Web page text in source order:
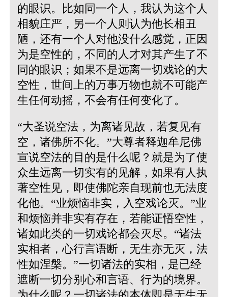
的眼识。比如同一个人，我认为这个人
相貌庄严，另一个人则认为他长相丑
陋，还有一个人对他没什么感觉，正因
为是空性的，不同的人才对其产生了不
同的眼识；如果不是远离一切戏论的大
空性，世间上的万事万物也就不可能产
生任何动摇，不会有任何变化了。
“大圣说空法，为离诸见故，若复见有
空，诸佛所不化。”大尊者释迦牟尼佛
宣说空法的目的是什么呢？就是为了使
众生远离一切实有的见解，如果有人执
著空性见，即使佛陀亲自现前也无法度
化他。“业烦恼非实，入空戏论灭。”业
和烦恼并非实有存在，若能证悟空性，
诸如此类的一切戏论都会灭尽。“诸法
实相者，心行言语断，无生亦无灭，法
性如涅槃。”一切诸法的实相，是已经
遮断一切分别心和言语、行为的境界。